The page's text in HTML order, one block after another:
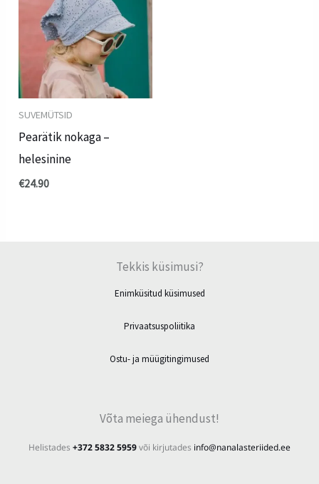
SUVEMÜTSID
Pearätik nokaga –
helesinine
€24.90
Tekkis küsimusi?
Enimküsitud küsimused
Privaatsuspoliitika
Ostu- ja müügitingimused
Võta meiega ühendust!
Helistades +372 5832 5959või kirjutades info@nanalasteriided.ee